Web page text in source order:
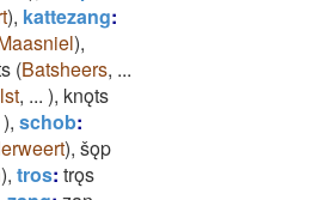
), kattezang:
),
(Batsheers, ...
, ... ), knǫts
), schob:
), šǫp
), tros: trǫs